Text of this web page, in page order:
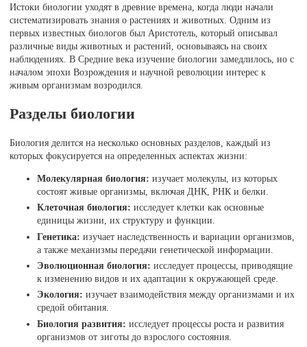
Истоки биологии уходят в древние времена, когда люди начали
систематизировать знания о растениях и животных. Одним из
первых известных биологов был Аристотель, который описывал
различные виды животных и растений, основываясь на своих
наблюдениях. В Средние века изучение биологии замедлилось, но с
началом эпохи Возрождения и научной революции интерес к
живым организмам возродился.
Разделы биологии
Биология делится на несколько основных разделов, каждый из
которых фокусируется на определенных аспектах жизни:
Молекулярная биология: изучает молекулы, из которых
состоят живые организмы, включая ДНК, РНК и белки.
Клеточная биология: исследует клетки как основные
единицы жизни, их структуру и функции.
Генетика: изучает наследственность и вариации организмов,
а также механизмы передачи генетической информации.
Эволюционная биология: исследует процессы, приводящие
к изменению видов и их адаптации к окружающей среде.
Экология: изучает взаимодействия между организмами и их
средой обитания.
Биология развития: исследует процессы роста и развития
организмов от зиготы до взрослого состояния.